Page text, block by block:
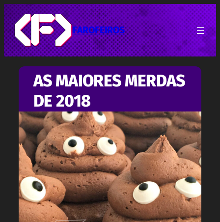
Pular
para
o
conteúdo
FAROFEIROS
AS MAIORES MERDAS
DE 2018